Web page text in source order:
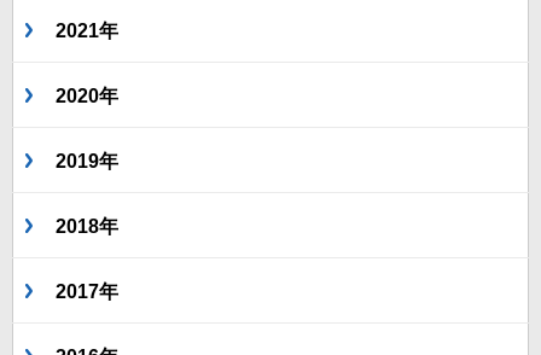
2021年
2020年
2019年
2018年
2017年